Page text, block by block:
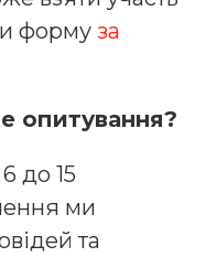
форму за
опитування?
до 15
ми
та